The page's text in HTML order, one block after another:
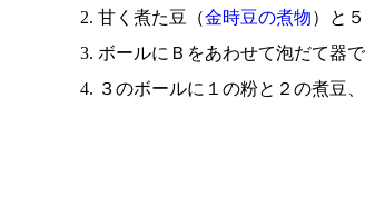
甘く煮た豆（金時豆の煮物）と
ボールにＢをあわせて泡だて器
３のボールに１の粉と２の煮豆